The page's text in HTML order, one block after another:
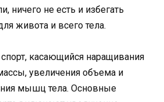
ничего не есть и избегать
живота и всего тела.
касающийся наращивания
увеличения объема и
мышц тела. Основные